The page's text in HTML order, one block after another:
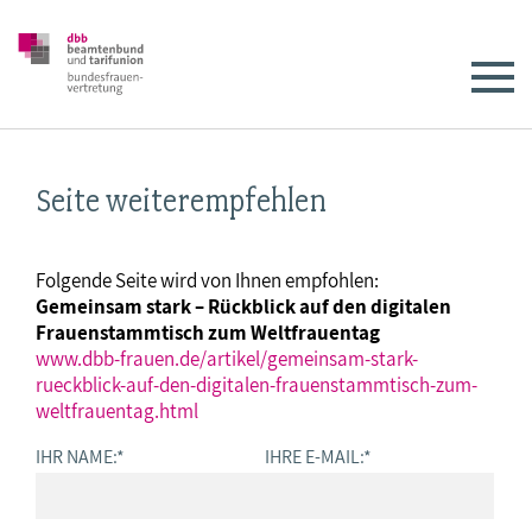
Seite weiterempfehlen
Folgende Seite wird von Ihnen empfohlen:
Gemeinsam stark – Rückblick auf den digitalen
Frauenstammtisch zum Weltfrauentag
www.dbb-frauen.de/artikel/gemeinsam-stark-
rueckblick-auf-den-digitalen-frauenstammtisch-zum-
weltfrauentag.html
IHR NAME:* IHRE E-MAIL:*